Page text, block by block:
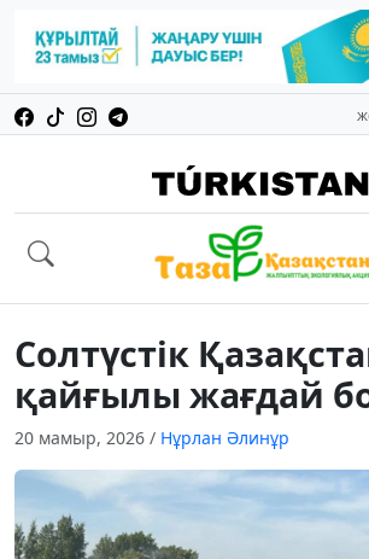
Солтүстік
қайғылы жағдай
20 мамыр, 2026 / Нұрлан Әлинұр